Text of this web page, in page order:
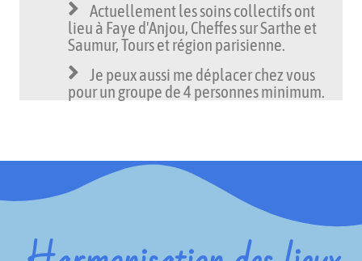
Actuellement les soins collectifs ont
lieu à Faye d'Anjou, Cheffes sur Sarthe et
Saumur, Tours et région parisienne.
Je peux aussi me déplacer chez vous
pour un groupe de 4 personnes minimum.